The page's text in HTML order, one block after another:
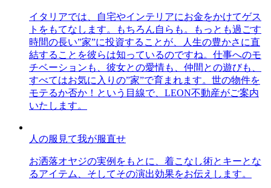
イタリアでは、自宅やインテリアにお金をかけてゲス
トをもてなします。もちろん自らも。もっとも過ごす
時間の長い”家”に投資することが、人生の豊かさに直
結することを彼らは知っているのですね。仕事へのモ
チベーションも、彼女との愛情も、仲間との遊びも、
すべてはお気に入りの”家”で育まれます。世の物件を
モテるか否か！という目線で、LEON不動産がご案内
いたします。
人の服見て我が服直せ
お洒落オヤジの実例をもとに、着こなし術とキーとな
るアイテム、そしてその演出効果をお伝えします。